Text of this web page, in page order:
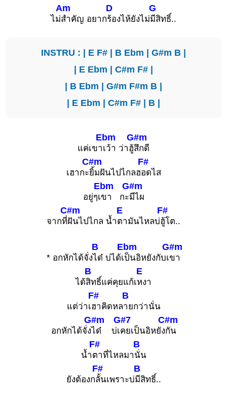
ไม่
Am
สำคัญ อยาก
D
ร้องไห้ยังไม่
G
มีสิทธิ์..
INSTRU : | E F# | B Ebm | G#m B |
| E Ebm | C#m F# |
| B Ebm | G#m F#m B |
| E Ebm | C#m F# | B |
แค่เขา
Ebm
เว้า ว่าฮู้
G#m
สึกดี
เฮากะ
C#m
ยิ้มฝันไปไกลฮ
F#
อดไส
อยู่ๆเ
Ebm
ขา กะ
G#m
มีไผ
จากที่
C#m
ฝันไปไกล น้ำ
E
ตามันไหลบ่
F#
ฮู้โต..
* อกหักได้จั่ง
B
ได๋ บ่ได้เ
Ebm
ป็นอิหยังกับเ
G#m
ขา
ได้
B
สิทธิ์แค่คุยแก้เ
E
หงา
แต่ว่าเ
F#
ฮาคิดหล
B
ายกว่านั่น
อกหักได้จั่ง
G#m
ได๋ บ่เ
G#7
คยเป็นอิหยัง
C#m
กัน
น้ำ
F#
ตาที่ไหลมา
B
นั่น
ยังต้องก
F#
ลั้นเพราะบ่
B
มีสิทธิ์..